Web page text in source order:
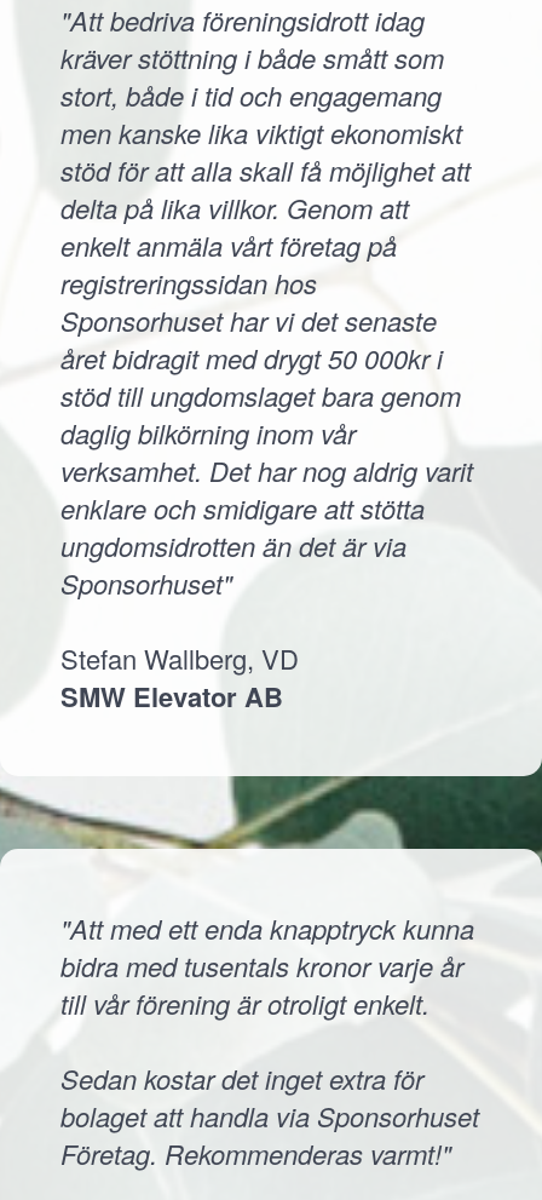
"Att bedriva föreningsidrott idag
kräver stöttning i både smått som
stort, både i tid och engagemang
men kanske lika viktigt ekonomiskt
stöd för att alla skall få möjlighet att
delta på lika villkor. Genom att
enkelt anmäla vårt företag på
registreringssidan hos
Sponsorhuset har vi det senaste
året bidragit med drygt 50 000kr i
stöd till ungdomslaget bara genom
daglig bilkörning inom vår
verksamhet. Det har nog aldrig varit
enklare och smidigare att stötta
ungdomsidrotten än det är via
Sponsorhuset"
Stefan Wallberg, VD
SMW Elevator AB
"Att med ett enda knapptryck kunna
bidra med tusentals kronor varje år
till vår förening är otroligt enkelt.
Sedan kostar det inget extra för
bolaget att handla via Sponsorhuset
Företag. Rekommenderas varmt!"